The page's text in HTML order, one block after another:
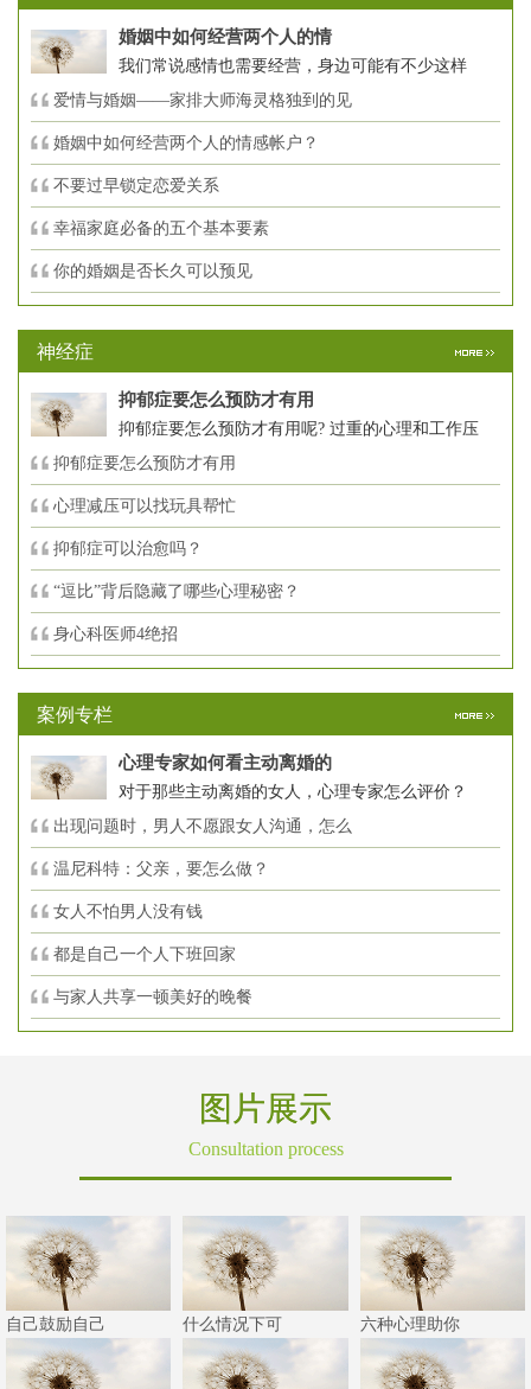
婚姻中如何经营两个人的情
我们常说感情也需要经营，身边可能有不少这样
爱情与婚姻——家排大师海灵格独到的见
婚姻中如何经营两个人的情感帐户？
不要过早锁定恋爱关系
幸福家庭必备的五个基本要素
你的婚姻是否长久可以预见
神经症
抑郁症要怎么预防才有用
抑郁症要怎么预防才有用呢? 过重的心理和工作压
抑郁症要怎么预防才有用
心理减压可以找玩具帮忙
抑郁症可以治愈吗？
“逗比”背后隐藏了哪些心理秘密？
身心科医师4绝招
案例专栏
心理专家如何看主动离婚的
对于那些主动离婚的女人，心理专家怎么评价？
出现问题时，男人不愿跟女人沟通，怎么
温尼科特：父亲，要怎么做？
女人不怕男人没有钱
都是自己一个人下班回家
与家人共享一顿美好的晚餐
图片展示
Consultation process
自己鼓励自己 什么情况下可 六种心理助你